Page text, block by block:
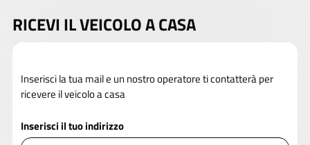
RICEVI IL VEICOLO A CASA
Inserisci la tua mail e un nostro operatore ti contatterà per
ricevere il veicolo a casa
Inserisci il tuo indirizzo